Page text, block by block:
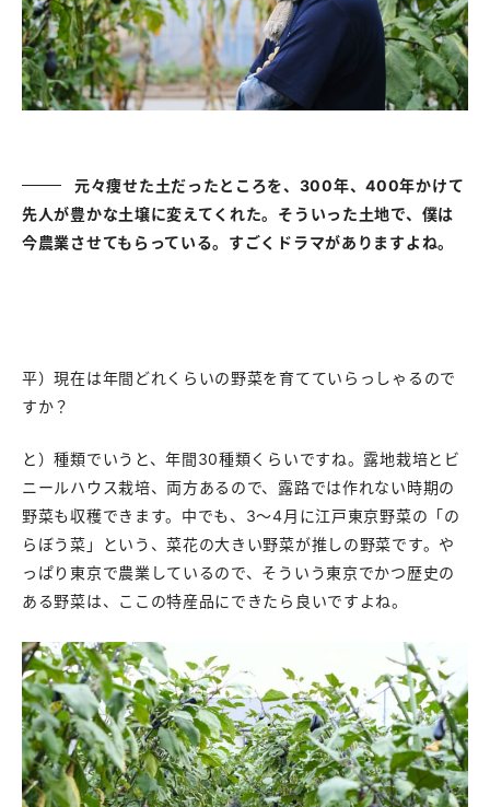
元々痩せた土だったところを、300年、400年かけて
先人が豊かな土壌に変えてくれた。そういった土地で、僕は
今農業させてもらっている。すごくドラマがありますよね。
平）現在は年間どれくらいの野菜を育てていらっしゃるので
すか？
と）種類でいうと、年間30種類くらいですね。露地栽培とビ
ニールハウス栽培、両方あるので、露路では作れない時期の
野菜も収穫できます。中でも、3〜4月に江戸東京野菜の「の
らぼう菜」という、菜花の大きい野菜が推しの野菜です。や
っぱり東京で農業しているので、そういう東京でかつ歴史の
ある野菜は、ここの特産品にできたら良いですよね。